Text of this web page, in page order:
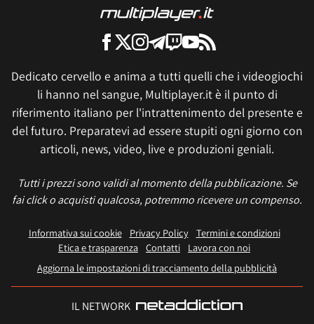
Dedicato cervello e anima a tutti quelli che i videogiochi
li hanno nel sangue, Multiplayer.it è il punto di
riferimento italiano per l'intrattenimento del presente e
del futuro. Preparatevi ad essere stupiti ogni giorno con
articoli, news, video, live e produzioni geniali.
Tutti i prezzi sono validi al momento della pubblicazione. Se
fai click o acquisti qualcosa, potremmo ricevere un compenso.
Informativa sui cookie Privacy Policy
Termini e condizioni
Etica e trasparenza Contatti
Lavora con noi
Aggiorna le impostazioni di tracciamento della pubblicità
IL NETWORK